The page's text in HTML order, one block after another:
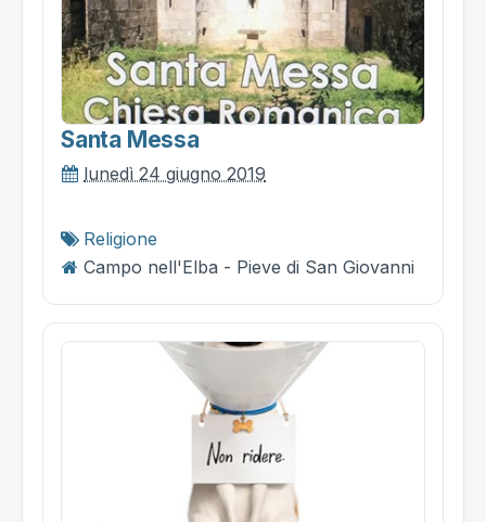
Santa Messa
lunedì 24 giugno 2019
Religione
Campo nell'Elba - Pieve di San Giovanni